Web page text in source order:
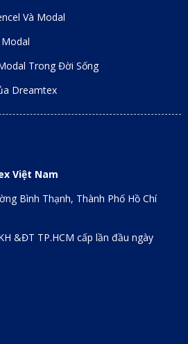
Và Modal
Trong Đời Sống
Dreamtex
Việt Nam
Bình Thạnh, Thành Phố Hồ Chí
&ĐT TP.HCM cấp lần đầu ngày